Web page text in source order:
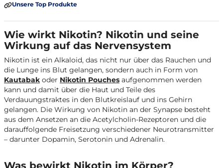
Unsere Top Produkte
Wie wirkt Nikotin? Nikotin und seine
Wirkung auf das Nervensystem
Nikotin ist ein Alkaloid, das nicht nur über das Rauchen und
die Lunge ins Blut gelangen, sondern auch in Form von
Kautabak oder Nikotin Pouches aufgenommen werden
kann und damit über die Haut und Teile des
Verdauungstraktes in den Blutkreislauf und ins Gehirn
gelangen. Die Wirkung von Nikotin an der Synapse besteht
aus dem Ansetzen an die Acetylcholin-Rezeptoren und die
darauffolgende Freisetzung verschiedener Neurotransmitter
– darunter Dopamin, Serotonin und Adrenalin.
Was bewirkt Nikotin im Körper?